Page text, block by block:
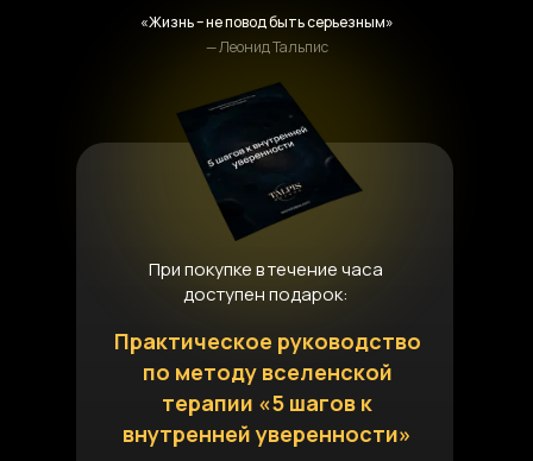
— Леонид Тальпис
«Жизнь – не повод быть серьезным»
Практическое руководство
по методу вселенской
терапии «5 шагов к
внутренней уверенности»
При покупке в течение часа
доступен подарок: